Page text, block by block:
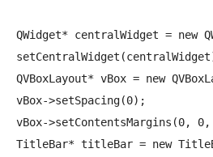
QWidget* centralWidget = new
QVBoxLayout* vBox = new
vBox->setSpacing(0);
vBox->setContentsMargins(0,
TitleBar* titleBar = new